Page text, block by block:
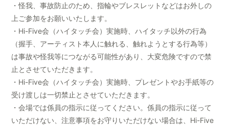
・怪我、事故防止のため、指輪やブレスレットなどはお外しの
上ご参加をお願いいたします。
・Hi-Five会（ハイタッチ会）実施時、ハイタッチ以外の行為
（握手、アーティスト本人に触れる、触れようとする行為等）
は事故や怪我等につながる可能性があり、大変危険ですので禁
止とさせていただきます。
・Hi-Five会（ハイタッチ会）実施時、プレゼントやお手紙等の
受け渡しは一切禁止とさせていただきます。
・会場では係員の指示に従ってください。係員の指示に従って
いただけない、注意事項をお守りいただけない場合は、Hi-Five